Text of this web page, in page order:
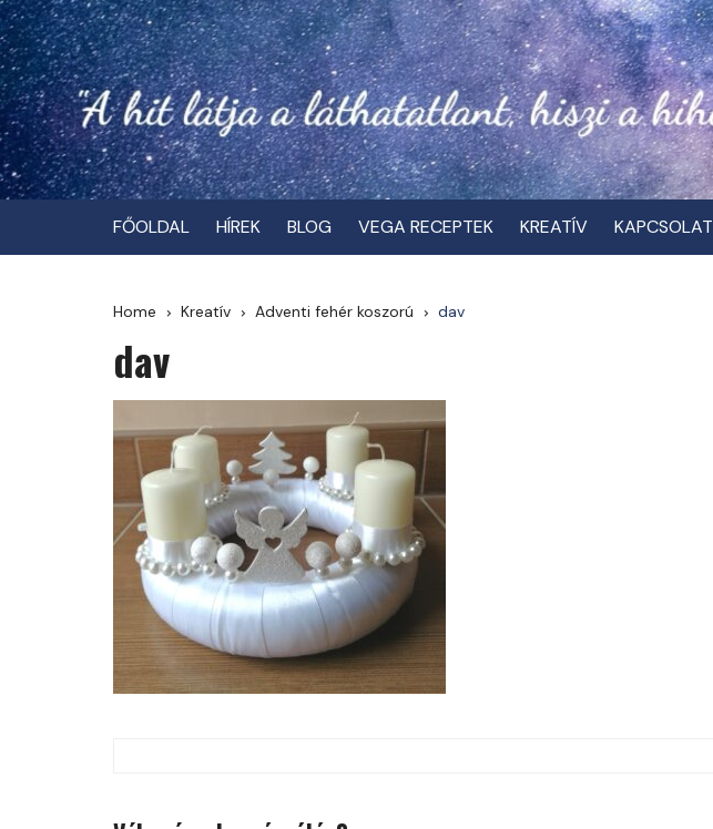
Skip
to
content
FŐOLDAL HÍREK BLOG VEGA RECEPTEK KREATÍV KAPCSOLAT
Home Kreatív Adventi fehér koszorú dav
dav
navigation